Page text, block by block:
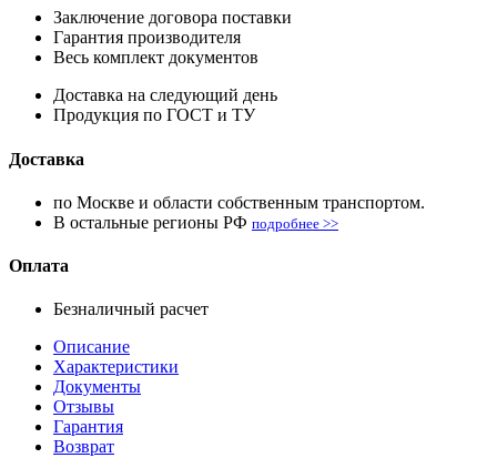
Заключение договора поставки
Гарантия производителя
Весь комплект документов
Доставка на следующий день
Продукция по ГОСТ и ТУ
Доставка
по Москве и области собственным транспортом.
В остальные регионы РФ подробнее >>
Оплата
Безналичный расчет
Описание
Характеристики
Документы
Отзывы
Гарантия
Возврат